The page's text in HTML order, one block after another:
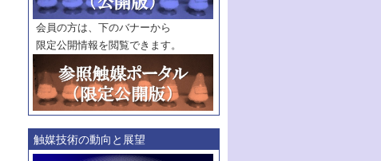
会員の方は、下のバナーから
限定公開情報を閲覧できます。
触媒技術の動向と展望